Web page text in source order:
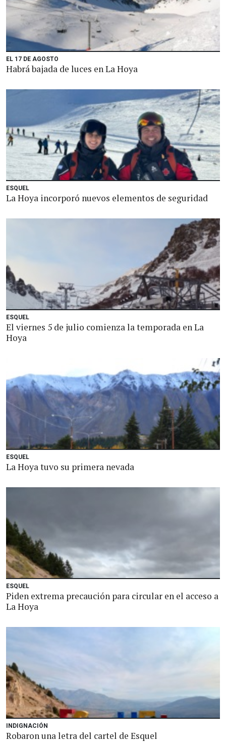
EL 17 DE AGOSTO
Habrá bajada de luces en La Hoya
ESQUEL
La Hoya incorporó nuevos elementos de seguridad
ESQUEL
El viernes 5 de julio comienza la temporada en La
Hoya
ESQUEL
La Hoya tuvo su primera nevada
ESQUEL
Piden extrema precaución para circular en el acceso a
La Hoya
INDIGNACIÓN
Robaron una letra del cartel de Esquel